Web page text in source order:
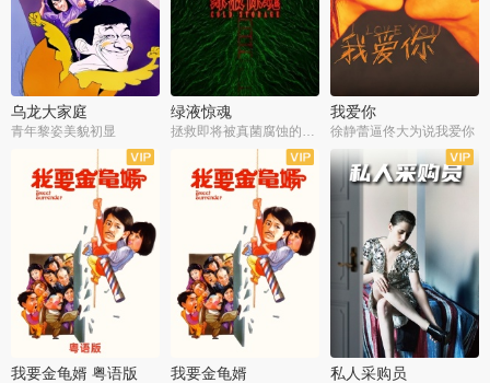
乌龙大家庭
青年黎姿美貌初显
绿液惊魂
拯救即将被真菌腐蚀的世界
我爱你
徐静蕾逼佟大为说我爱你
我要金龟婿 粤语版 我要金龟婿 私人采购员